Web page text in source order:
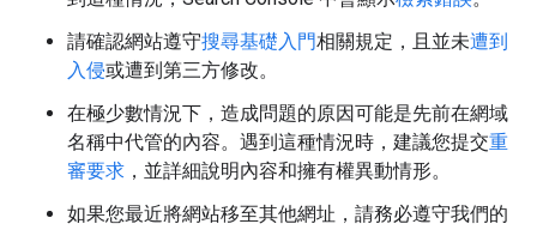
請確認網站遵守搜尋基礎入門相關規定，且並未遭到
入侵或遭到第三方修改。
在極少數情況下，造成問題的原因可能是先前在網域
名稱中代管的內容。遇到這種情況時，建議您提交重
審要求 ，並詳細說明內容和擁有權異動情形。
如果您最近將網站移至其他網址，請務必遵守我們的